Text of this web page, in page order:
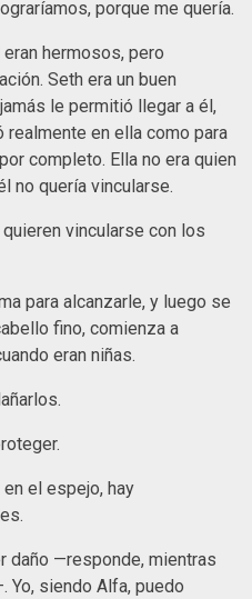
porque me quería.
hermosos, pero
Seth era un buen
le permitió llegar a él,
realmente en ella como para
completo. Ella no era quien
no quería vincularse.
vincularse con los
para alcanzarle, y luego se
fino, comienza a
eran niñas.
el espejo, hay
daño —responde, mientras
Yo, siendo Alfa, puedo